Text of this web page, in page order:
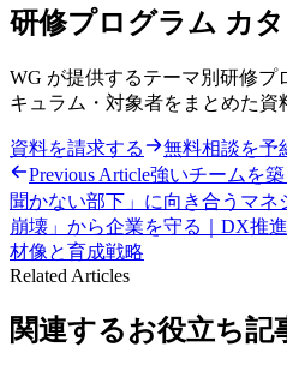
研修プログラム カ
WG が提供するテーマ別研修プ
キュラム・対象者をまとめた資
資料を請求する
無料相談を予
Previous Article強いチームを
聞かない部下」に向き合うマネ
崩壊」から企業を守る｜DX推
材像と育成戦略
Related Articles
関連するお役立ち記